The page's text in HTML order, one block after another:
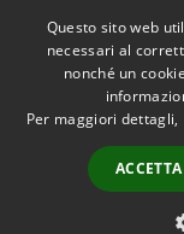
Accessibilità
Questo sito web
necessari al
nonché un
Per maggiori dettagli,